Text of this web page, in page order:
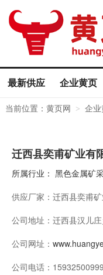
最新供应 企业黄页
当前位置： 黄页网 > 企
迁西县奕甫矿业有
所属行业： 黑色金属矿
供应厂家： 迁西县奕甫
公司地址： 迁西县汉儿
公司网址：
公司电话： 15932500999